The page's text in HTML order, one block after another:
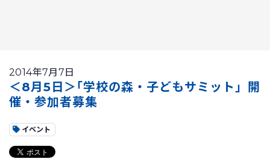
2014年7月7日
＜8月5日＞｢学校の森・子どもサミット」開
催・参加者募集
イベント